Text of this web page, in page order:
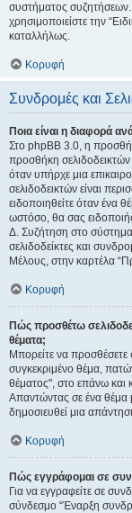
συστήματος συζητήσεων.
χρησιμοποιείστε την
καταλλήλως.
Κορυφή
Συνδρομές και
Ποια είναι η διαφορά
Στο phpBB 3.0, η
προσθήκη
όταν υπήρχε μια
σελιδοδεικτών είναι
ειδοποιηθείτε όταν ένα
ωστόσο, θα σας
Δ. Συζήτηση στο σύστημα
σελιδοδείκτες και
Μέλους, στην καρτέλα
Κορυφή
Πώς προσθέτω
θέματα;
Μπορείτε να προσθέσετε
συγκεκριμένο θέμα,
θέματος", στο επάνω και
Απαντώντας σε ένα θέμα
δημοσιευθεί μια
Κορυφή
Πώς εγγράφομαι σε
Για να εγγραφείτε σε
σύνδεσμο “Έναρξη